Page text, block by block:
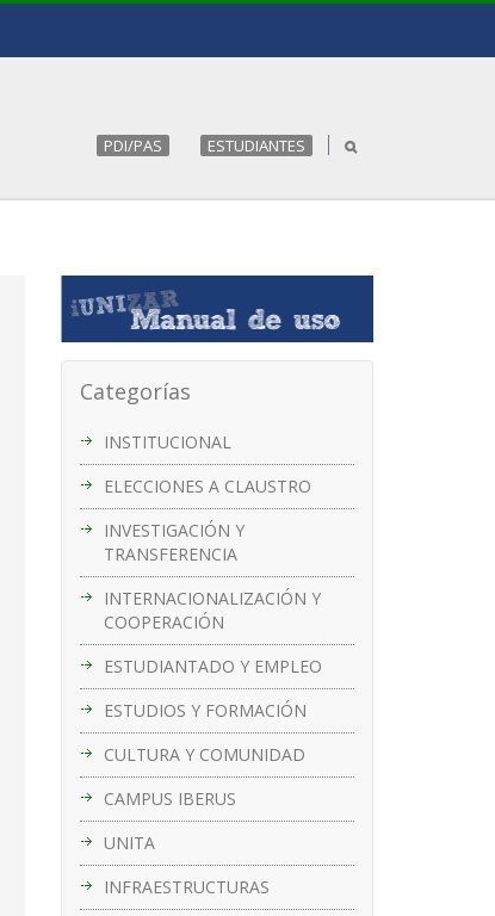
PDI/PAS ESTUDIANTES
Categorías
INSTITUCIONAL
ELECCIONES A CLAUSTRO
INVESTIGACIÓN Y
TRANSFERENCIA
INTERNACIONALIZACIÓN Y
COOPERACIÓN
ESTUDIANTADO Y EMPLEO
ESTUDIOS Y FORMACIÓN
CULTURA Y COMUNIDAD
CAMPUS IBERUS
UNITA
INFRAESTRUCTURAS